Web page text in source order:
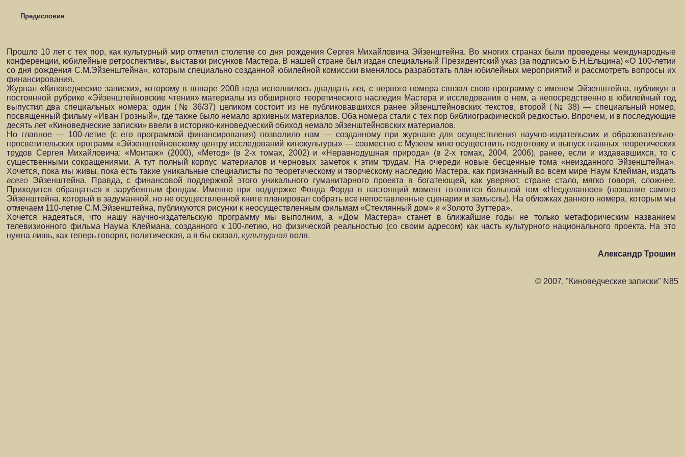
Предисловие
Прошло 10 лет с тех пор, как культурный мир отметил столетие со дня рождения Сергея Михайловича Эйзенштейна. Во многих странах были проведены международные
конференции, юбилейные ретроспективы, выставки рисунков Мастера. В нашей стране был издан специальный Президентский указ (за подписью Б.Н.Ельцина) «О 100-летии
со дня рождения С.М.Эйзенштейна», которым специально созданной юбилейной комиссии вменялось разработать план юбилейных мероприятий и рассмотреть вопросы их
финансирования.
Журнал «Киноведческие записки», которому в январе 2008 года исполнилось двадцать лет, с первого номера связал свою программу с именем Эйзенштейна, публикуя в
постоянной рубрике «Эйзенштейновские чтения» материалы из обширного теоретического наследия Мастера и исследования о нем, а непосредственно в юбилейный год
выпустил два специальных номера: один (№ 36/37) целиком состоит из не публиковавшихся ранее эйзенштейновских текстов, второй (№ 38) — специальный номер,
посвященный фильму «Иван Грозный», где также было немало архивных материалов. Оба номера стали с тех пор библиографической редкостью. Впрочем, и в последующие
десять лет «Киноведческие записки» ввели в историко-киноведческий обиход немало эйзенштейновских материалов.
Но главное — 100-летие (с его программой финансирования) позволило нам — созданному при журнале для осуществления научно-издательских и образовательно-
просветительских программ «Эйзенштейновскому центру исследований кинокультуры» — совместно с Музеем кино осуществить подготовку и выпуск главных теоретических
трудов Сергея Михайловича: «Монтаж» (2000), «Метод» (в 2-х томах, 2002) и «Неравнодушная природа» (в 2-х томах, 2004, 2006), ранее, если и издававшихся, то с
существенными сокращениями. А тут полный корпус материалов и черновых заметок к этим трудам. На очереди новые бесценные тома «неизданного Эйзенштейна».
Хочется, пока мы живы, пока есть такие уникальные специалисты по теоретическому и творческому наследию Мастера, как признанный во всем мире Наум Клейман, издать
всего Эйзенштейна. Правда, с финансовой поддержкой этого уникального гуманитарного проекта в богатеющей, как уверяют, стране стало, мягко говоря, сложнее.
Приходится обращаться к зарубежным фондам. Именно при поддержке Фонда Форда в настоящий момент готовится большой том «Несделанное» (название самого
Эйзенштейна, который в задуманной, но не осуществленной книге планировал собрать все непоставленные сценарии и замыслы). На обложках данного номера, которым мы
отмечаем 110-летие С.М.Эйзенштейна, публикуются рисунки к неосуществленным фильмам «Стеклянный дом» и «Золото Зуттера».
Хочется надеяться, что нашу научно-издательскую программу мы выполним, а «Дом Мастера» станет в ближайшие годы не только метафорическим названием
телевизионного фильма Наума Клеймана, созданного к 100-летию, но физической реальностью (со своим адресом) как часть культурного национального проекта. На это
нужна лишь, как теперь говорят, политическая, а я бы сказал, культурная воля.
Александр Трошин
© 2007, "Киноведческие записки" N85